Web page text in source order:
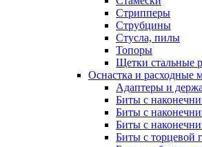
Стрипперы
Струбцины
Стусла, пилы
Топоры
Щетки стальные
Оснастка и расходные
Адаптеры и
Биты с
Биты с
Биты с
Биты с торцевой